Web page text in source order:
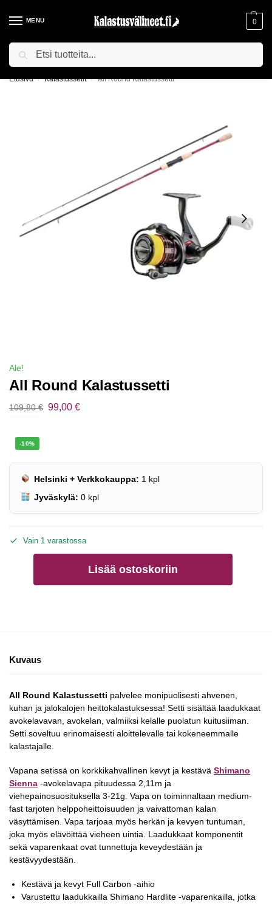
MENU 0
ILMAINEN TOIMITUS YLI 75€ TILAUKSILLE!
Etusivu / Kalastussetit / All Round Kalastussetti
Ale!
All Round Kalastussetti
109,80€ 99,00 €
-10%
Helsinki + Verkkokauppa: 1 kpl
Jyväskylä: 0 kpl
Vain 1 varastossa
Lisää ostoskoriin
Kuvaus
All Round Kalastussetti palvelee monipuolisesti ahvenen,
kuhan ja jalokalojen heittokalastuksessa! Setti sisältää laadukkaat
avokelavavan, avokelan, valmiiksi kelalle puolatun kuitusiiman.
Setti soveltuu erinomaisesti aloittelevalle tai kokeneemmalle
kalastajalle.
Vapana setissä on korkkikahvallinen kevyt ja kestävä Shimano
Sienna -avokelavapa pituudessa 2,11m ja
viehepainosuosituksella 3-21g. Vapa on toiminnaltaan medium-
fast tarjoten helppoheittoisuuden ja vaivattoman kalan
väsyttämisen. Vapa tarjoaa myös herkän ja kevyen tuntuman,
joka myös elävöittää vieheen uintia. Laadukkaat komponentit
sekä vaparenkaat ovat tunnettuja keveydestään ja
kestävyydestään.
Kestävä ja kevyt Full Carbon -aihio
Varustettu laadukkailla Shimano Hardlite -vaparenkailla, jotka